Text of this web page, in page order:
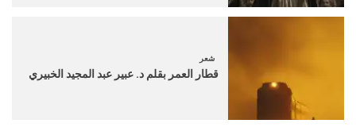
شعر
قطار العمر بقلم د. عبير عبد المجيد الخبيري